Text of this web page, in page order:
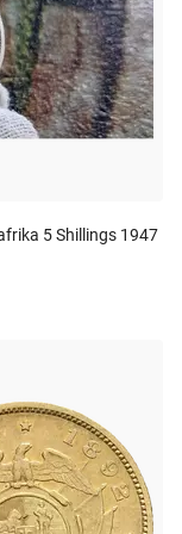
5 Shillings 1947